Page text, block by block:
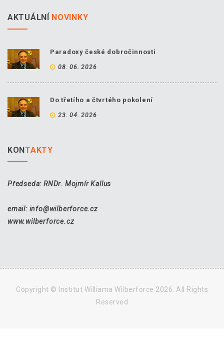
AKTUÁLNÍ NOVINKY
Paradoxy české dobročinnosti
08. 06. 2026
Do třetího a čtvrtého pokolení
23. 04. 2026
KONTAKTY
Předseda: RNDr. Mojmír Kallus
email: info@wilberforce.cz
www.wilberforce.cz
Copyright © Institut Williama Wilberforce 2026. All Rights
Reserved